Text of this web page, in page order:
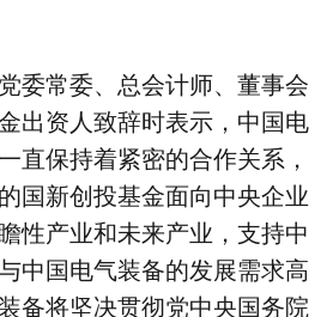
常委、总会计师、董事会
出资人致辞时表示，中国电
直保持着紧密的合作关系，
国新创投基金面向中央企业
性产业和未来产业，支持中
中国电气装备的发展需求高
备将坚决贯彻党中央国务院